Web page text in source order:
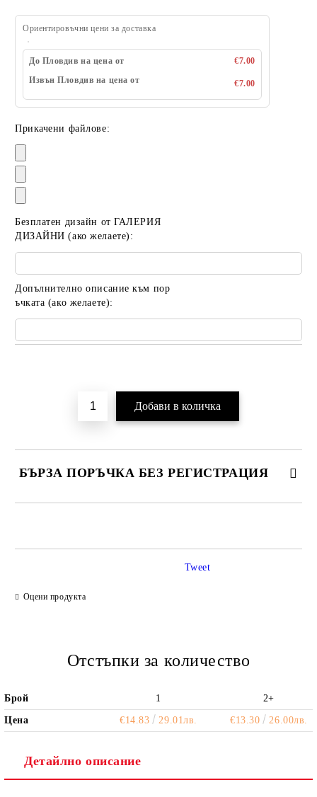
Ориентировъчни цени за доставка
До Пловдив на цена от
€7.00
Извън Пловдив на цена от
€7.00
Прикачени файлове:
Безплатен дизайн от ГАЛЕРИЯ
ДИЗАЙНИ (ако желаете):
Допълнително описание към пор
ъчката (ако желаете):
БЪРЗА ПОРЪЧКА БЕЗ РЕГИСТРАЦИЯ
Оцени продукта
Tweet
Отстъпки за количество
Брой 1 2+
Цена €14.83 29.01лв. €13.30 26.00лв.
Детайлно описание